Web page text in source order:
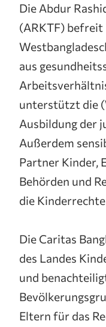
Die Abdur
(ARKTF) befreit
aus
unterstützt die
Ausbildung der
Außerdem
Partner Kinder,
Behörden und
die
Die Caritas
des Landes
und
Eltern für das